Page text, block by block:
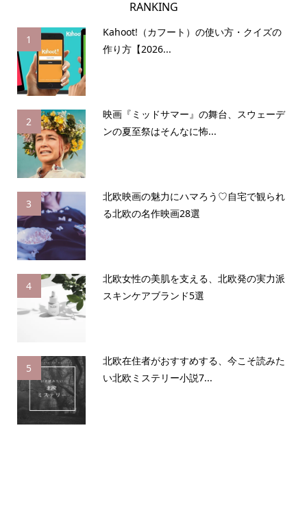
RANKING
1
Kahoot!（カフート）の使い方・クイズの
作り方【2026...
2
映画『ミッドサマー』の舞台、スウェーデ
ンの夏至祭はそんなに怖...
3
北欧映画の魅力にハマろう♡自宅で観られ
る北欧の名作映画28選
4
北欧女性の美肌を支える、北欧発の実力派
スキンケアブランド5選
5
北欧在住者がおすすめする、今こそ読みた
い北欧ミステリー小説7...